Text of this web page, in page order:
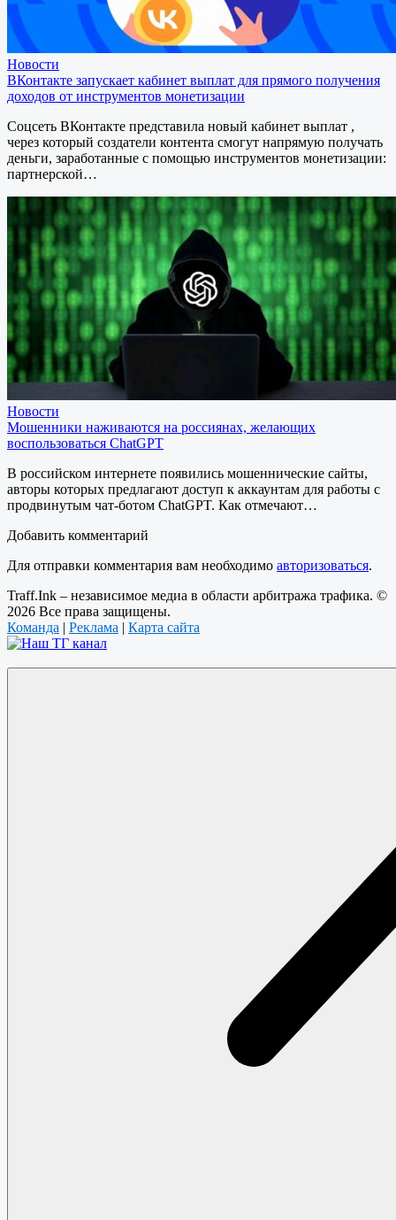
Новости
ВКонтакте запускает кабинет выплат для прямого получения
доходов от инструментов монетизации
Соцсеть ВКонтакте представила новый кабинет выплат ,
через который создатели контента смогут напрямую получать
деньги, заработанные с помощью инструментов монетизации:
партнерской…
Новости
Мошенники наживаются на россиянах, желающих
воспользоваться ChatGPT
В российском интернете появились мошеннические сайты,
авторы которых предлагают доступ к аккаунтам для работы с
продвинутым чат-ботом ChatGPT. Как отмечают…
Добавить комментарий
Для отправки комментария вам необходимо авторизоваться.
Traff.Ink – независимое медиа в области арбитража трафика. ©
2026 Все права защищены.
Команда | Реклама | Карта сайта